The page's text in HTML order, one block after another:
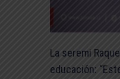
La seremi
educación: